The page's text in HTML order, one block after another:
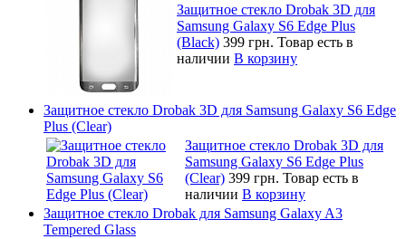
Защитное стекло Drobak 3D для
Samsung Galaxy S6 Edge Plus
(Black) 399 грн. Товар есть в
наличии В корзину
Защитное стекло Drobak 3D для Samsung Galaxy S6 Edge
Plus (Clear)
Защитное стекло Drobak 3D для
Samsung Galaxy S6 Edge Plus
(Clear) 399 грн. Товар есть в
наличии В корзину
Защитное стекло Drobak для Samsung Galaxy A3
Tempered Glass